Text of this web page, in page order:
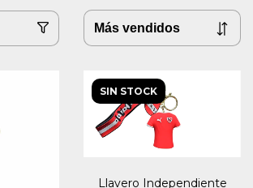
SIN STOCK
Llavero Independiente